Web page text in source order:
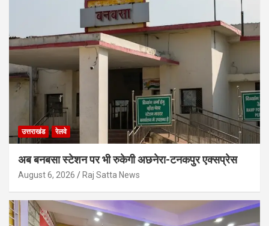
उत्तराखंड रेलवे
अब बनबसा स्टेशन पर भी रुकेगी अछनेरा-टनकपुर एक्सप्रेस
August 6, 2026 Raj Satta News